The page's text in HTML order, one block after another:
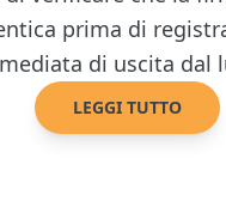
prima di
di uscita dal
LEGGI TUTTO